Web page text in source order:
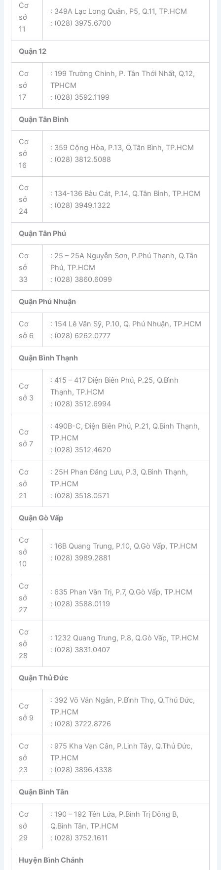
Cơ
sở
11
: 349A Lạc Long Quân, P5, Q.11, TP.HCM
: (028) 3975.6700
Quận 12
Cơ
sở
17
: 199 Trường Chinh, P. Tân Thới Nhất, Q.12,
TPHCM
: (028) 3592.1199
Quận Tân Bình
Cơ
sở
16
: 359 Cộng Hòa, P.13, Q.Tân Bình, TP.HCM
: (028) 3812.5088
Cơ
sở
24
: 134-136 Bàu Cát, P.14, Q.Tân Bình, TP.HCM
: (028) 3949.1322
Quận Tân Phú
Cơ
sở
33
: 25 – 25A Nguyễn Sơn, P.Phú Thạnh, Q.Tân
Phú, TP.HCM
: (028) 3860.6099
Quận Phú Nhuận
Cơ
sở 6
: 154 Lê Văn Sỹ, P.10, Q. Phú Nhuận, TP.HCM
: (028) 6262.0777
Quận Bình Thạnh
Cơ
sở 3
: 415 – 417 Điện Biên Phủ, P.25, Q.Bình
Thạnh, TP.HCM
: (028) 3512.6994
Cơ
sở 7
: 490B-C, Điện Biên Phủ, P.21, Q.Bình Thạnh,
TP.HCM
: (028) 3512.4620
Cơ
sở
21
: 25H Phan Đăng Lưu, P.3, Q.Bình Thạnh,
TP.HCM
: (028) 3518.0571
Quận Gò Vấp
Cơ
sở
10
: 16B Quang Trung, P.10, Q.Gò Vấp, TP.HCM
: (028) 3989.2881
Cơ
sở
27
: 635 Phan Văn Trị, P.7, Q.Gò Vấp, TP.HCM
: (028) 3588.0119
Cơ
sở
28
: 1232 Quang Trung, P.8, Q.Gò Vấp, TP.HCM
: (028) 3831.0407
Quận Thủ Đức
Cơ
sở 9
: 392 Võ Văn Ngân, P.Bình Thọ, Q.Thủ Đức,
TP.HCM
: (028) 3722.8726
Cơ
sở
23
: 975 Kha Vạn Cân, P.Linh Tây, Q.Thủ Đức,
TP.HCM
: (028) 3896.4338
Quận Bình Tân
Cơ
sở
29
: 190 – 192 Tên Lửa, P.Bình Trị Đông B,
Q.Bình Tân, TP.HCM
: (028) 3752.1611
Huyện Bình Chánh